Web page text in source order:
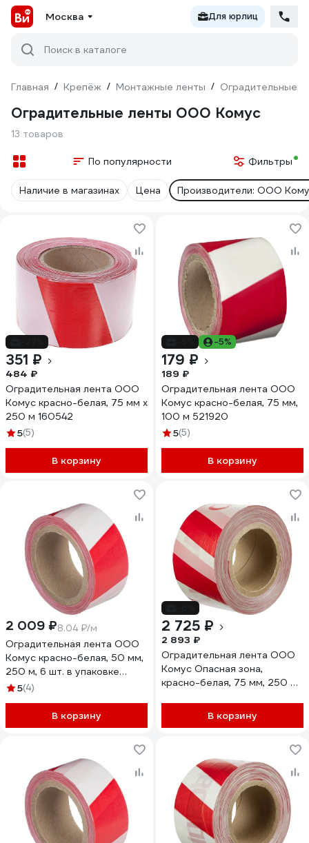
Москва Для юрлиц
Поиск в каталоге
Главная / Крепёж / Монтажные ленты / Оградительные
Оградительные ленты ООО Комус
13 товаров
По популярности Фильтры
Наличие в магазинах Цена Производители: ООО
351 ₽
484 ₽
Оградительная лента ООО
Комус красно-белая, 75 мм х
250 м 160542
5(5)
В корзину
-5%
179 ₽
189 ₽
Оградительная лента ООО
Комус красно-белая, 75 мм,
100 м 521920
5(5)
В корзину
2 009 ₽8.04 ₽/м
Оградительная лента ООО
Комус красно-белая, 50 мм,
250 м, 6 шт. в упаковке
1836650
5(4)
В корзину
2 725 ₽
2 893 ₽
Оградительная лента ООО
Комус Опасная зона,
красно-белая, 75 мм, 250 м,
В корзину